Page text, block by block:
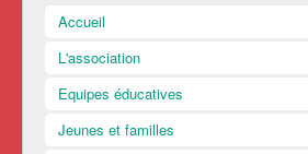
Accueil
L'association
Equipes éducatives
Jeunes et familles